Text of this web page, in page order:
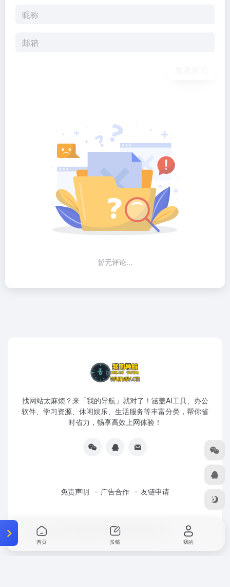
暂无评论...
找网站太麻烦？来「我的导航」就对了！涵盖AI工具、办公
软件、学习资源、休闲娱乐、生活服务等丰富分类，帮你省
时省力，畅享高效上网体验！
免责声明 广告合作 友链申请
Copyright © 2026 浙ICP备20004263号-18
首页 投稿 我的